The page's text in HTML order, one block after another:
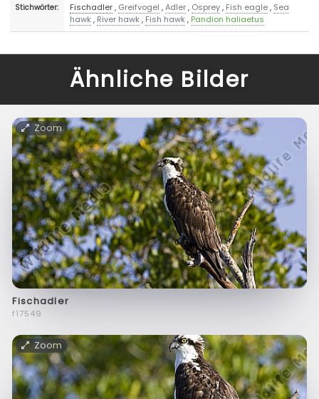
Stichwörter: Fischadler, Greifvogel ,Adler, Osprey, Fish eagle, Sea
hawk, River hawk, Fish hawk, Pandion haliaetus
Ähnliche Bilder
Zoom
Fischadler
f17549
Zoom